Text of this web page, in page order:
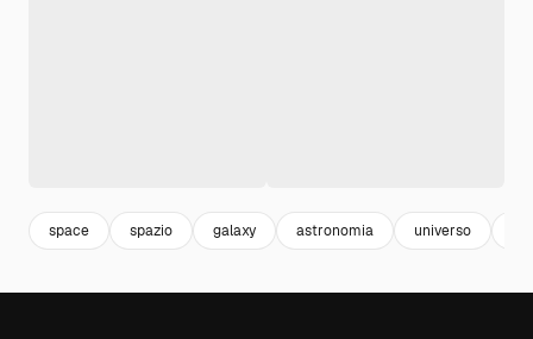
space spazio galaxy astronomia universo